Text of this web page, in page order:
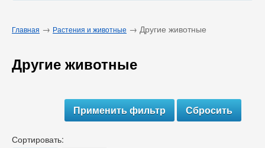
Главная → Растения и животные → Другие животные
Другие животные
Сортировать: